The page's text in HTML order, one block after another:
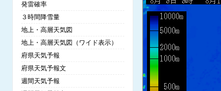
発雷確率
３時間降雪量
地上・高層天気図
地上・高層天気図（ワイド表示）
府県天気予報
府県天気予報文
週間天気予報